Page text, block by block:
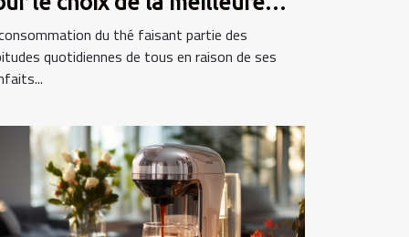
du thé faisant partie des
quotidiennes de tous en raison de ses